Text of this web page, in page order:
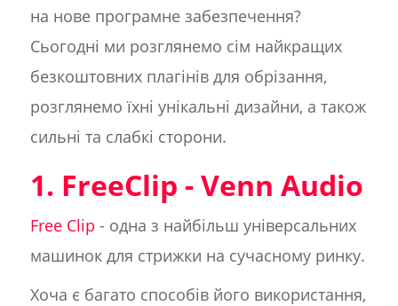
на нове програмне забезпечення?
Сьогодні ми розглянемо сім найкращих
безкоштовних плагінів для обрізання,
розглянемо їхні унікальні дизайни, а також
сильні та слабкі сторони.
1. FreeClip - Venn Audio
Free Clip - одна з найбільш універсальних
машинок для стрижки на сучасному ринку.
Хоча є багато способів його використання,